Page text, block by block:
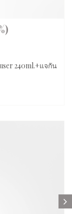
240ml.+แจกัน